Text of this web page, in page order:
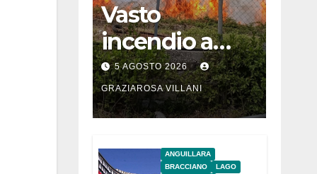
Vasto
incendio a
Martignano
5 AGOSTO 2026
GRAZIAROSA VILLANI
ANGUILLARA
BRACCIANO
LAGO